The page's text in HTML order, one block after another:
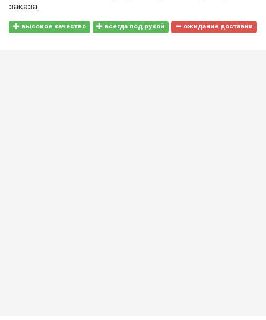
заказа.
высокое качество всегда под рукой ожидание доставки